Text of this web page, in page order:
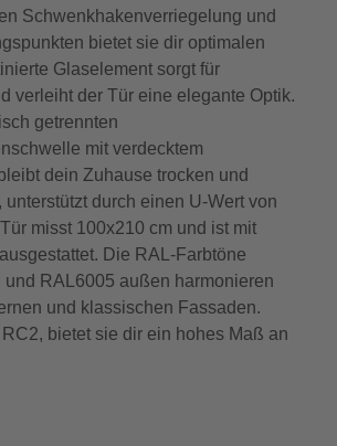
Schwenkhakenverriegelung und
bietet sie dir optimalen
Glaselement sorgt für
verleiht der Tür eine elegante Optik.
getrennten
mit verdecktem
dein Zuhause trocken und
unterstützt durch einen U-Wert von
misst 100x210 cm und ist mit
Die RAL-Farbtöne
und RAL6005 außen harmonieren
und klassischen Fassaden.
bietet sie dir ein hohes Maß an